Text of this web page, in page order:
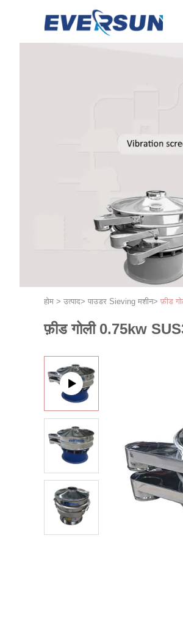
होम > उत्पाद> पाउडर Sieving मशीन> फ़ीड
फ़ीड गोली 0.75kw